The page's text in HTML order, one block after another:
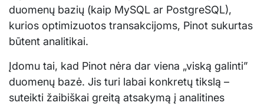
duomenų bazių (kaip MySQL ar PostgreSQL),
kurios optimizuotos transakcijoms, Pinot sukurtas
būtent analitikai.
Įdomu tai, kad Pinot nėra dar viena „viską galinti”
duomenų bazė. Jis turi labai konkretų tikslą –
suteikti žaibiškai greitą atsakymą į analitines